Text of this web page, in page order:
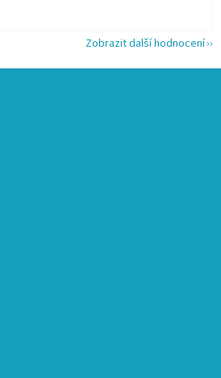
Zobrazit další hodnocení